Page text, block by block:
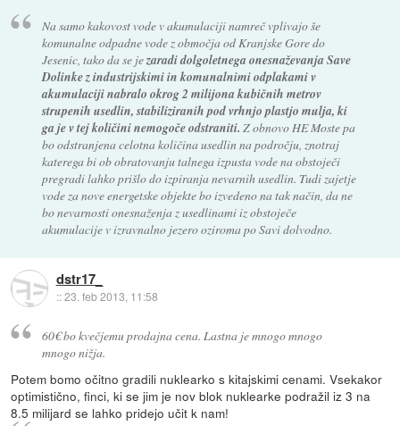
Na samo kakovost vode v akumulaciji namreč vplivajo še
komunalne odpadne vode z območja od Kranjske Gore do
Jesenic, tako da se jezaradi dolgoletnega onesnaževanja Save
Dolinke z industrijskimi in komunalnimi odplakami v
akumulaciji nabralo okrog 2 milijona kubičnih metrov
strupenih usedlin, stabiliziranih pod vrhnjo plastjo mulja, ki
ga je v tej količini nemogoče odstraniti. Z obnovo HE Moste pa
bo odstranjena celotna količina usedlin na področju, znotraj
katerega bi ob obratovanju talnega izpusta vode na obstoječi
pregradi lahko prišlo do izpiranja nevarnih usedlin. Tudi zajetje
vode za nove energetske objekte bo izvedeno na tak način, da ne
bo nevarnosti onesnaženja z usedlinami iz obstoječe
akumulacije v izravnalno jezero oziroma po Savi dolvodno.
dstr17_
::23. feb 2013, 11:58
60€ bo kvečjemu prodajna cena. Lastna je mnogo mnogo
mnogo nižja.
Potem bomo očitno gradili nuklearko s kitajskimi cenami. Vsekakor
optimistično, finci, ki se jim je nov blok nuklearke podražil iz 3 na
8.5 milijard se lahko pridejo učit k nam!